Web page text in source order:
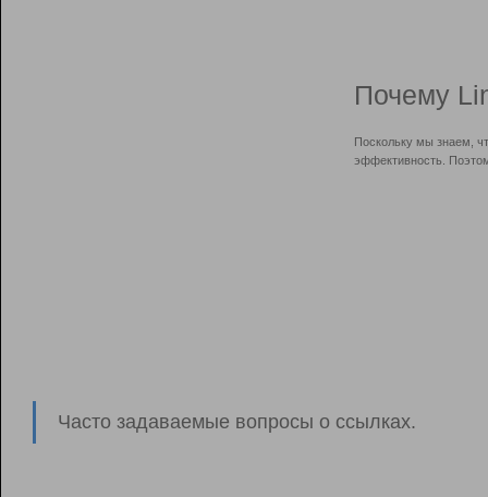
Почему
Поскольку мы знаем,
эффективность.
Часто задаваемые вопросы о ссылках.